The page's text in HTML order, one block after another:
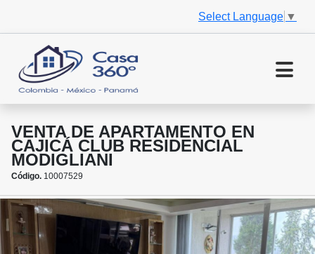
Select Language ▼
VENTA DE APARTAMENTO EN
CAJICÁ CLUB RESIDENCIAL
MODIGLIANI
Código. 10007529